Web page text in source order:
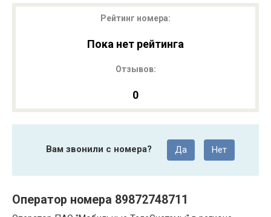
Рейтинг номера:
Пока нет рейтинга
Отзывов:
0
Вам звонили с номера? Да Нет
Оператор номера 89872748711